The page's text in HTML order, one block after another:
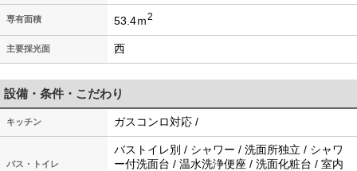
専有面積 53.4ｍ2
主要採光面 西
設備・条件・こだわり
キッチン ガスコンロ対応 /
バス・トイレ
バストイレ別 / シャワー / 洗面所独立 / シャワ
ー付洗面台 / 温水洗浄便座 / 洗面化粧台 / 室内